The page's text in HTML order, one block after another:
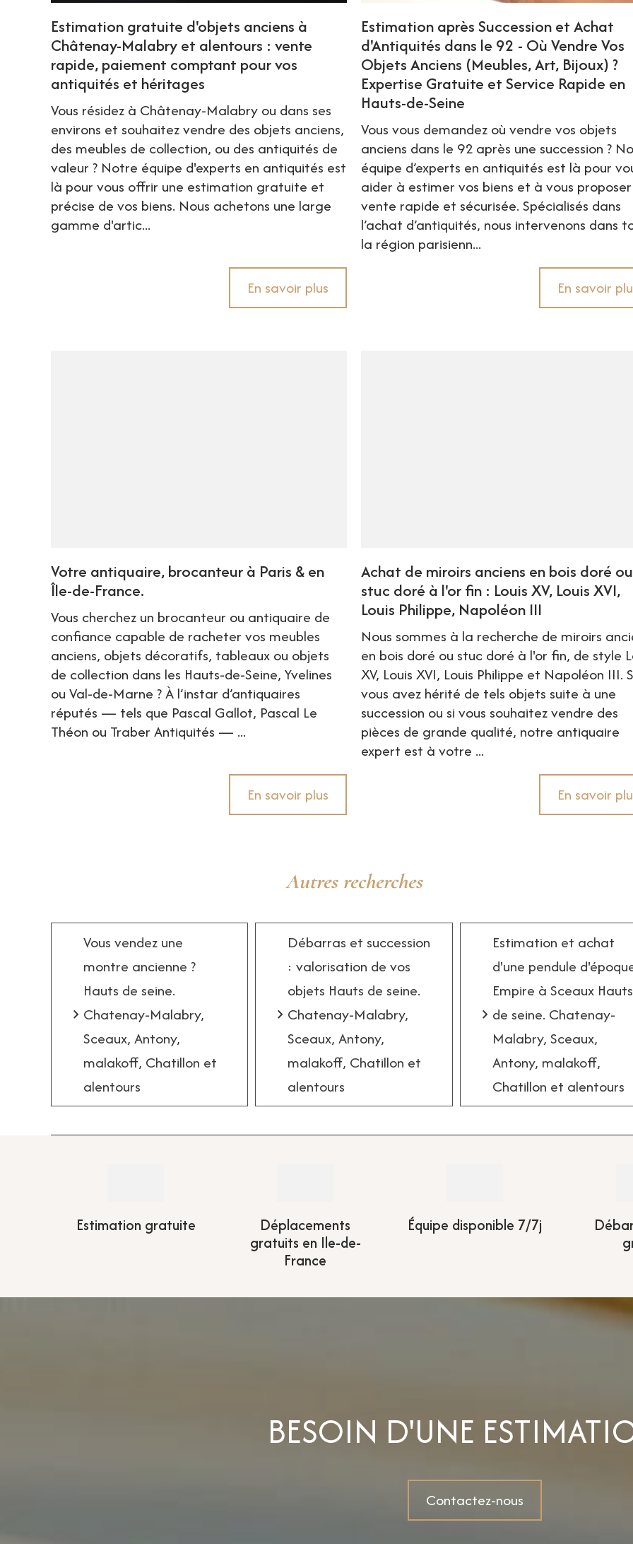
Estimation gratuite d'objets anciens à
Châtenay-Malabry et alentours : vente
rapide, paiement comptant pour vos
antiquités et héritages
Vous résidez à Châtenay-Malabry ou dans ses
environs et souhaitez vendre des objets anciens,
des meubles de collection, ou des antiquités de
valeur ? Notre équipe d'experts en antiquités est
là pour vous offrir une estimation gratuite et
précise de vos biens. Nous achetons une large
gamme d'artic...
En savoir plus
Estimation après Succession et Achat
d'Antiquités dans le 92 - Où Vendre Vos
Objets Anciens (Meubles, Art, Bijoux) ?
Expertise Gratuite et Service Rapide en
Hauts-de-Seine
Vous vous demandez où vendre vos objets
anciens dans le 92 après une succession ?
équipe d’experts en antiquités est là pour
aider à estimer vos biens et à vous
vente rapide et sécurisée. Spécialisés dans
l’achat d’antiquités, nous intervenons dans
la région parisienn...
En savoir
Votre antiquaire, brocanteur à Paris & en
Île-de-France.
Vous cherchez un brocanteur ou antiquaire de
confiance capable de racheter vos meubles
anciens, objets décoratifs, tableaux ou objets
de collection dans les Hauts-de-Seine, Yvelines
ou Val-de-Marne ? À l’instar d’antiquaires
réputés — tels que Pascal Gallot, Pascal Le
Théon ou Traber Antiquités — ...
En savoir plus
Achat de miroirs anciens en bois doré ou
stuc doré à l'or fin : Louis XV, Louis XVI,
Louis Philippe, Napoléon III
Nous sommes à la recherche de miroirs
en bois doré ou stuc doré à l'or fin, de style
XV, Louis XVI, Louis Philippe et Napoléon III.
vous avez hérité de tels objets suite à une
succession ou si vous souhaitez vendre des
pièces de grande qualité, notre antiquaire
expert est à votre ...
En savoir
Autres recherches
Vous vendez une
montre ancienne ?
Hauts de seine.
Chatenay-Malabry,
Sceaux, Antony,
malakoff, Chatillon et
alentours
Débarras et succession
: valorisation de vos
objets Hauts de seine.
Chatenay-Malabry,
Sceaux, Antony,
malakoff, Chatillon et
alentours
Estimation et achat
d'une pendule
Empire à Sceaux Hauts
de seine. Chatenay-
Malabry, Sceaux,
Antony, malakoff,
Chatillon et alentours
Estimation gratuite
Déplacements
gratuits en Ile-de-
France
Équipe disponible 7/7j
BESOIN D'UNE
Contactez-nous